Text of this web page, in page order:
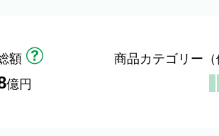
額
億円
商品カテゴリー